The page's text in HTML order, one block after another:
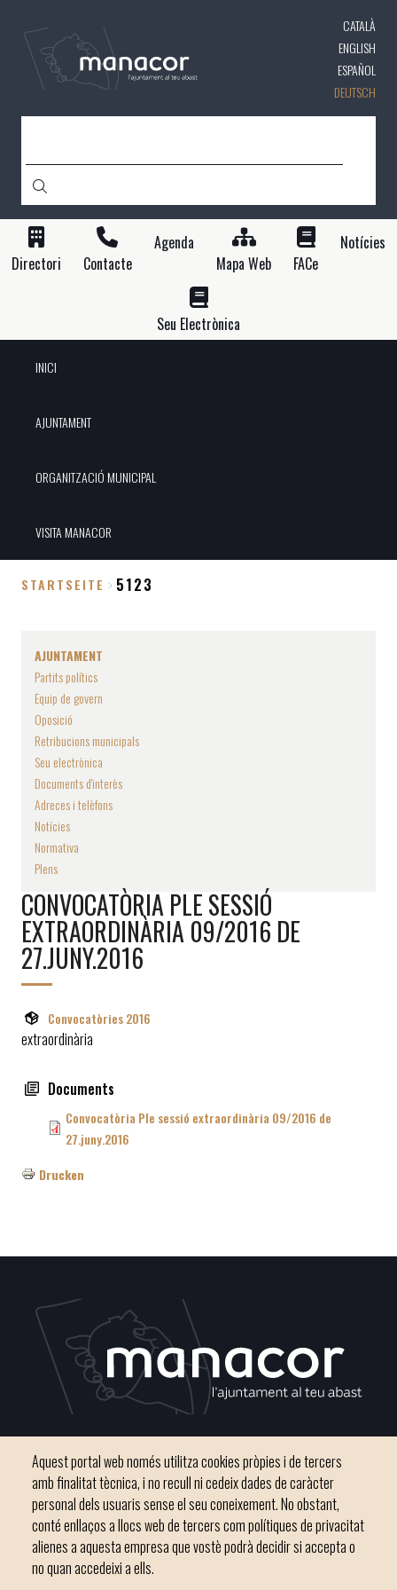
CATALÀ
ENGLISH
ESPAÑOL
DEUTSCH
Directori Contacte
Agenda
Mapa Web
FACe
Notícies
Seu Electrònica
INICI
AJUNTAMENT
ORGANITZACIÓ MUNICIPAL
VISITA MANACOR
STARTSEITE 5123
AJUNTAMENT
Partits polítics
Equip de govern
Oposició
Retribucions municipals
Seu electrònica
Documents d'interès
Adreces i telèfons
Notícies
Normativa
Plens
CONVOCATÒRIA PLE SESSIÓ
EXTRAORDINÀRIA 09/2016 DE
27.JUNY.2016
Convocatòries 2016
extraordinària
Documents
Convocatòria Ple sessió extraordinària 09/2016 de
27.juny.2016
Drucken
Inici Ajuntament El nostre municipi
Phone 971 84 91 00 - CIF: P0703300D
Aquest portal web només utilitza cookies pròpies i de tercers
amb finalitat tècnica, i no recull ni cedeix dades de caràcter
personal dels usuaris sense el seu coneixement. No obstant,
conté enllaços a llocs web de tercers com polítiques de privacitat
alienes a aquesta empresa que vostè podrà decidir si accepta o
no quan accedeixi a ells.